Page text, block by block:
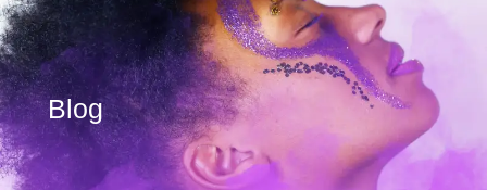
Skip
to
content
Blog
S
e
a
r
c
h